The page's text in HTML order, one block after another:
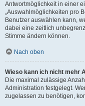
Antwortmöglichkeit in einer
„Auswahlmöglichkeiten pro
Benutzer auswählen kann,
dabei eine zeitlich
Stimme ändern können.
Nach oben
Wieso kann ich nicht mehr
Die maximal zulässige
Administration festgelegt.
zugelassen zu benötigen,